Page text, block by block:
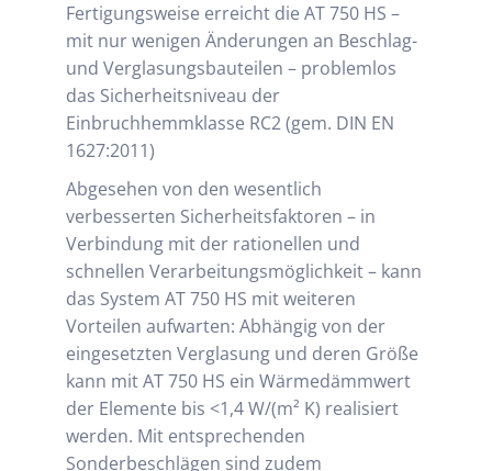
Fertigungsweise erreicht die AT 750 HS –
mit nur wenigen Änderungen an Beschlag-
und Verglasungsbauteilen – problemlos
das Sicherheitsniveau der
Einbruchhemmklasse RC2 (gem. DIN EN
1627:2011)
Abgesehen von den wesentlich
verbesserten Sicherheitsfaktoren – in
Verbindung mit der rationellen und
schnellen Verarbeitungsmöglichkeit – kann
das System AT 750 HS mit weiteren
Vorteilen aufwarten: Abhängig von der
eingesetzten Verglasung und deren Größe
kann mit AT 750 HS ein Wärmedämmwert
der Elemente bis <1,4 W/(m² K) realisiert
werden. Mit entsprechenden
Sonderbeschlägen sind zudem